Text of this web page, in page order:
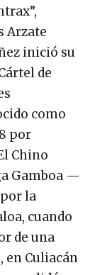
Arzate
inició su
de
como
por
Chino
Gamboa —
la
cuando
de una
en Culiacán